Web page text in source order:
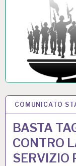
COMUNICATO
BASTA
CONTRO
SERVIZIO
12 NOV 2025